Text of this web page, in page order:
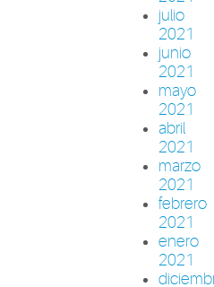
julio
2021
junio
2021
mayo
2021
abril
2021
marzo
2021
febrero
2021
enero
2021